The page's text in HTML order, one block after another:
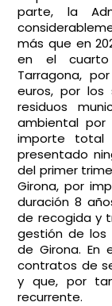
parte, la
más que en
en el cuarto
Tarragona,
euros, por los
residuos
ambiental
importe total
presentado
del primer
Girona, por
duración 8
de recogida y
gestión de los
de Girona. En
contratos de
y que, por
recurrente.